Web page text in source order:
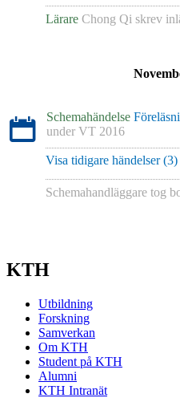
Lärare Chong Qi skrev
Schemahändelse
under VT 2016
Visa tidigare händelser (3)
Schemahandläggare tog
KTH
Utbildning
Forskning
Samverkan
Om KTH
Student på KTH
Alumni
KTH Intranät